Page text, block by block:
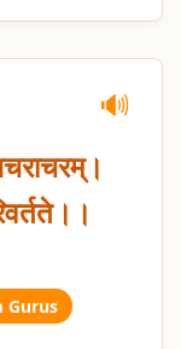
🔊
Gurus